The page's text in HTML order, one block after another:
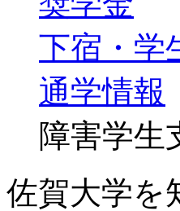
下宿・学
通学情報
障害学生
佐賀大学を